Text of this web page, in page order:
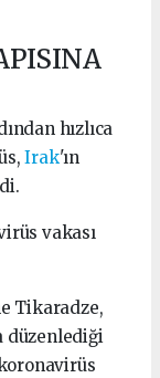
hızlıca
Irak'ın
vakası
Tikaradze,
düzenlediği